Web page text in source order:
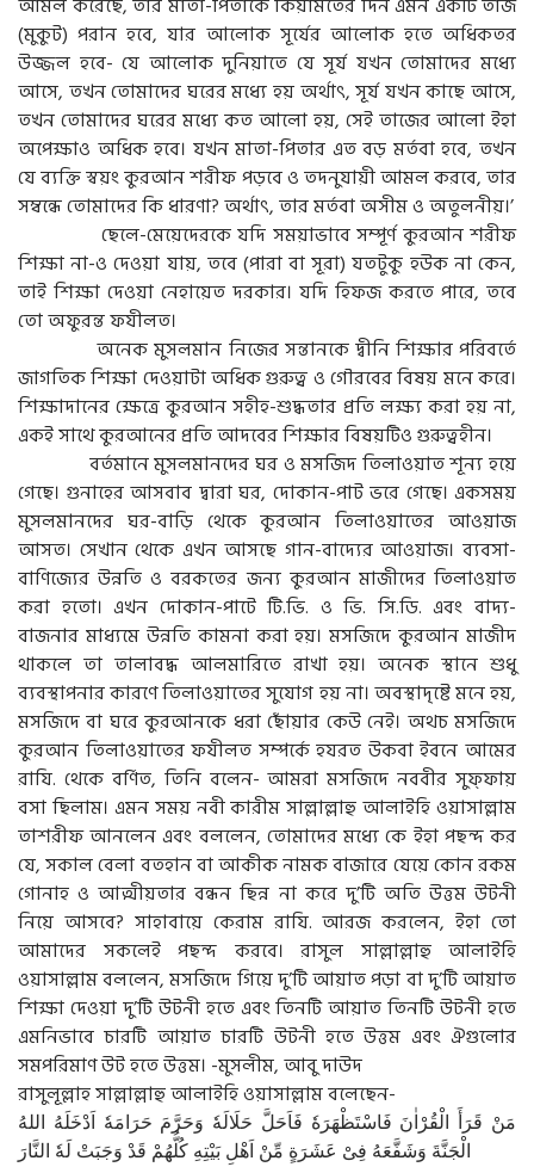
(মুকুট) পরান হবে, যার আলোক সূর্যের আলোক হতে অধিকতর
উজ্জল হবে- যে আলোক দুনিয়াতে যে সূর্য যখন তোমাদের মধ্যে
আসে, তখন তোমাদের ঘরের মধ্যে হয় অর্থাৎ, সূর্য যখন কাছে আসে,
তখন তোমাদের ঘরের মধ্যে কত আলো হয়, সেই তাজের আলো ইহা
অপেক্ষাও অধিক হবে। যখন মাতা-পিতার এত বড় মর্তবা হবে, তখন
যে ব্যক্তি স্বয়ং কুরআন শরীফ পড়বে ও তদনুযায়ী আমল করবে, তার
সম্বন্ধে তোমাদের কি ধারণা? অর্থাৎ, তার মর্তবা অসীম ও অতুলনীয়।’
ছেলে-মেয়েদেরকে যদি সময়াভাবে সম্পূর্ণ কুরআন শরীফ
শিক্ষা না-ও দেওয়া যায়, তবে (পারা বা সূরা) যতটুকু হউক না কেন,
তাই শিক্ষা দেওয়া নেহায়েত দরকার। যদি হিফজ করতে পারে, তবে
তো অফুরন্ত ফযীলত।
অনেক মুসলমান নিজের সন্তানকে দ্বীনি শিক্ষার পরিবর্তে
জাগতিক শিক্ষা দেওয়াটা অধিক গুরুত্ব ও গৌরবের বিষয় মনে করে।
শিক্ষাদানের ক্ষেত্রে কুরআন সহীহ-শুদ্ধতার প্রতি লক্ষ্য করা হয় না,
একই সাথে কুরআনের প্রতি আদবের শিক্ষার বিষয়টিও গুরুত্বহীন।
বর্তমানে মুসলমানদের ঘর ও মসজিদ তিলাওয়াত শূন্য হয়ে
গেছে। গুনাহের আসবাব দ্বারা ঘর, দোকান-পাট ভরে গেছে। একসময়
মুসলমানদের ঘর-বাড়ি থেকে কুরআন তিলাওয়াতের আওয়াজ
আসত। সেখান থেকে এখন আসছে গান-বাদ্যের আওয়াজ। ব্যবসা-
বাণিজ্যের উন্নতি ও বরকতের জন্য কুরআন মাজীদের তিলাওয়াত
করা হতো। এখন দোকান-পাটে টি.ভি. ও ভি. সি.ডি. এবং বাদ্য-
বাজনার মাধ্যমে উন্নতি কামনা করা হয়। মসজিদে কুরআন মাজীদ
থাকলে তা তালাবদ্ধ আলমারিতে রাখা হয়। অনেক স্থানে শুধু
ব্যবস্থাপনার কারণে তিলাওয়াতের সুযোগ হয় না। অবস্থাদৃষ্টে মনে হয়,
মসজিদে বা ঘরে কুরআনকে ধরা ছোঁয়ার কেউ নেই। অথচ মসজিদে
কুরআন তিলাওয়াতের ফযীলত সম্পর্কে হযরত উকবা ইবনে আমের
রাযি. থেকে বর্ণিত, তিনি বলেন- আমরা মসজিদে নববীর সুফ্ফায়
বসা ছিলাম। এমন সময় নবী কারীম সাল্লাল্লাহু আলাইহি ওয়াসাল্লাম
তাশরীফ আনলেন এবং বললেন, তোমাদের মধ্যে কে ইহা পছন্দ কর
যে, সকাল বেলা বতহান বা আকীক নামক বাজারে যেয়ে কোন রকম
গোনাহ ও আত্মীয়তার বন্ধন ছিন্ন না করে দু’টি অতি উত্তম উটনী
নিয়ে আসবে? সাহাবায়ে কেরাম রাযি. আরজ করলেন, ইহা তো
আমাদের সকলেই পছন্দ করবে। রাসুল সাল্লাল্লাহু আলাইহি
ওয়াসাল্লাম বললেন, মসজিদে গিয়ে দু’টি আয়াত পড়া বা দু’টি আয়াত
শিক্ষা দেওয়া দু’টি উটনী হতে এবং তিনটি আয়াত তিনটি উটনী হতে
এমনিভাবে চারটি আয়াত চারটি উটনী হতে উত্তম এবং ঐগুলোর
সমপরিমাণ উট হতে উত্তম। -মুসলীম, আবু দাউদ
রাসুলূল্লাহ সাল্লাল্লাহু আলাইহি ওয়াসাল্লাম বলেছেন-
مَنْ قَرَأَ الْقُرْاٰنَ فَاسْتَظْهَرَهٗ فَاَحَلَّ حَلَالَهٗ وَحَرَّمَ حَرَامَهٗ اَدْخَلَهُ اللهُ
الْجَنَّةَ وَشَفَّعَهُ فِىْ عَشَرَةٍ مِّنْ اَهْلِ بَيْتِهِ كُلُّهُمْ قَدْ وَجَبَتْ لَهٗ النَّارَ